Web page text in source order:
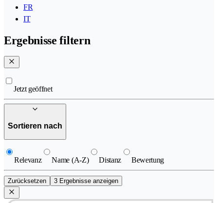
FR
IT
Ergebnisse filtern
Jetzt geöffnet
Sortieren nach
Relevanz Name (A-Z) Distanz Bewertung
Zurücksetzen 3 Ergebnisse anzeigen